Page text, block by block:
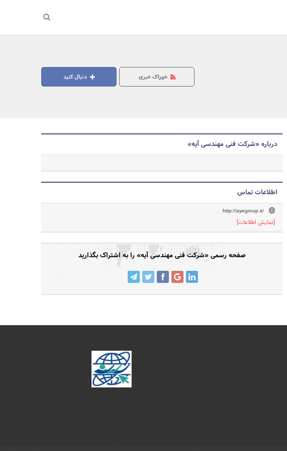
دنبال کنید خوراک خبری
درباره «شرکت فنی مهندسی آیه»
اطلاعات تماس
http://ayegroup.ir/
[نمایش اطلاعات]
صفحه رسمی «شرکت فنی مهندسی آیه» را به اشتراک بگذارید